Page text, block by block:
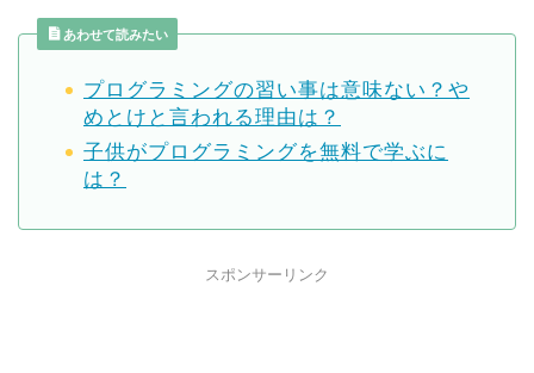
あわせて読みたい
プログラミングの習い事は意味ない？や
めとけと言われる理由は？
子供がプログラミングを無料で学ぶに
は？
スポンサーリンク